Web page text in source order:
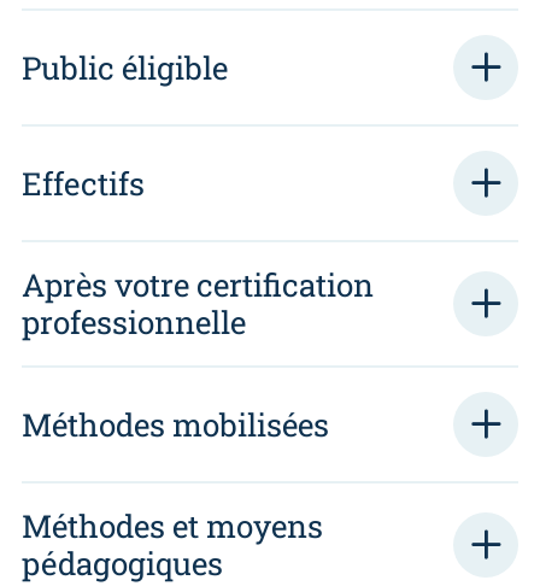
Public éligible
Effectifs
Après votre certification
professionnelle
Méthodes mobilisées
Méthodes et moyens
pédagogiques